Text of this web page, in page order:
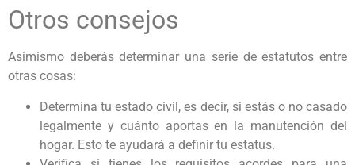
Otros consejos
Asimismo deberás determinar una serie de estatutos entre
otras cosas:
Determina tu estado civil, es decir, si estás o no casado
legalmente y cuánto aportas en la manutención del
hogar. Esto te ayudará a definir tu estatus.